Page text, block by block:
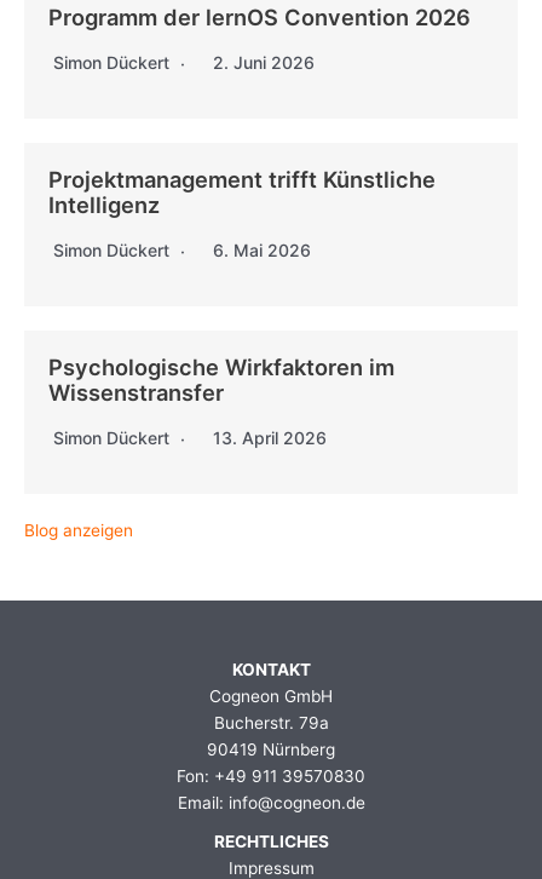
Programm der lernOS Convention 2026
Simon Dückert 2. Juni 2026
Projektmanagement trifft Künstliche
Intelligenz
Simon Dückert 6. Mai 2026
Psychologische Wirkfaktoren im
Wissenstransfer
Simon Dückert 13. April 2026
Blog anzeigen
KONTAKT
Cogneon GmbH
Bucherstr. 79a
90419 Nürnberg
Fon: +49 911 39570830
Email: info@cogneon.de
RECHTLICHES
Impressum